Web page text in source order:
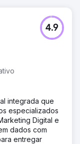
4.9
integrada que
especializados
Digital e
dados com
entregar